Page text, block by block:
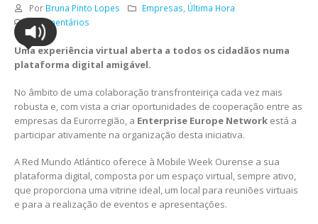
Por Bruna Pinto Lopes Empresas, Última Hora
0 Comentários
Uma experiência virtual aberta a todos os cidadãos numa
plataforma digital amigável.
No âmbito de uma colaboração transfronteiriça cada vez mais
robusta e, com vista a criar oportunidades de cooperação entre as
empresas da Eurorregião, a Enterprise Europe Network está a
participar ativamente na organização desta iniciativa.
A Red Mundo Atlántico oferece à Mobile Week Ourense a sua
plataforma digital, composta por um espaço virtual, sempre ativo,
que proporciona uma vitrine ideal, um local para reuniões virtuais
e para a realização de eventos e apresentações.